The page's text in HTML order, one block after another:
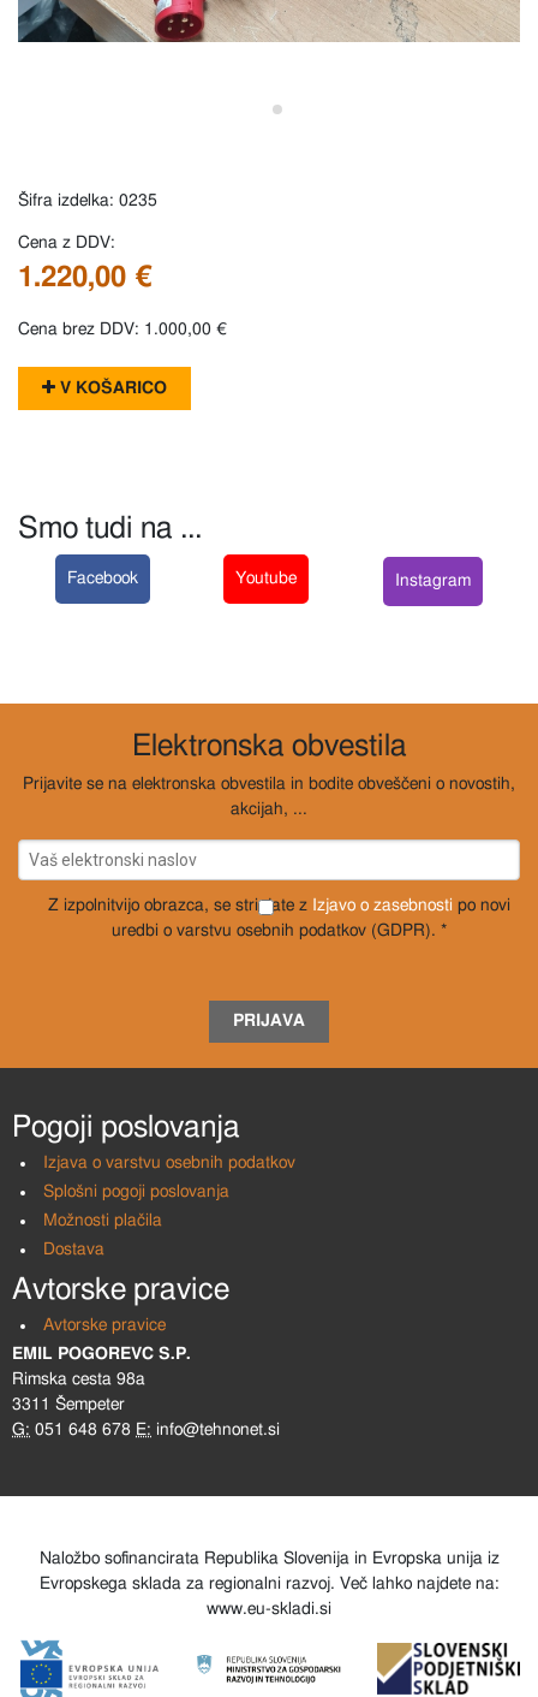
Smo tudi na ...
Facebook Youtube Instagram
Šifra izdelka: 0235
Cena z DDV:
1.220,00 €
Cena brez DDV: 1.000,00 €
V KOŠARICO
Elektronska obvestila
Prijavite se na elektronska obvestila in bodite obveščeni o novostih,
akcijah, ...
Z izpolnitvijo obrazca, se strinjate z Izjavo o zasebnosti po novi
uredbi o varstvu osebnih podatkov (GDPR). *
PRIJAVA
Pogoji poslovanja
Izjava o varstvu osebnih podatkov
Splošni pogoji poslovanja
Možnosti plačila
Dostava
Avtorske pravice
Avtorske pravice
EMIL POGOREVC S.P.
Rimska cesta 98a
3311 Šempeter
G: 051 648 678 E: info@tehnonet.si
Naložbo sofinancirata Republika Slovenija in Evropska unija iz
Evropskega sklada za regionalni razvoj. Več lahko najdete na:
www.eu-skladi.si